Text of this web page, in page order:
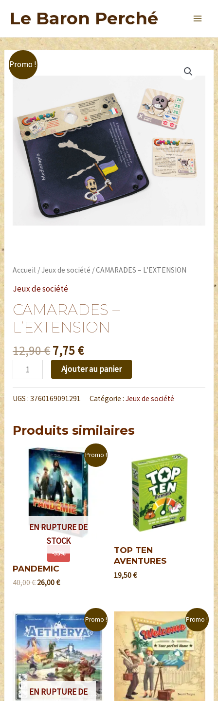
Le Baron Perché
Promo !
Accueil /Jeux de société / CAMARADES – L’EXTENSION
Jeux de société
CAMARADES –
L’EXTENSION
12,90€7,75€
Ajouter au panier
UGS : 3760169091291 Catégorie :Jeux de société
Produits similaires
Promo !
-35%
EN RUPTURE DE
STOCK
PANDEMIC
40,00€ 26,00€
TOP TEN
AVENTURES
19,50€
Promo !
EN RUPTURE DE
Promo !